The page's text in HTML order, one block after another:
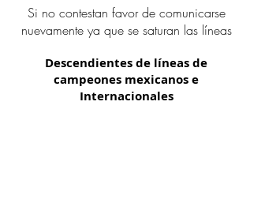
Si no contestan favor de comunicarse
nuevamente ya que se saturan las líneas
Descendientes de líneas de
campeones mexicanos e
Internacionales